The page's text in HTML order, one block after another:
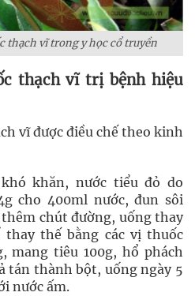
thạch vĩ trong y học cổ truyền
thạch vĩ trị bệnh hiệu
vĩ được điều chế theo kinh
khăn, nước tiểu đỏ do
cho 400ml nước, đun sôi
chút đường, uống thay
thế bằng các vị thuốc
mang tiêu 100g, hổ phách
tán thành bột, uống ngày 5
nước ấm.